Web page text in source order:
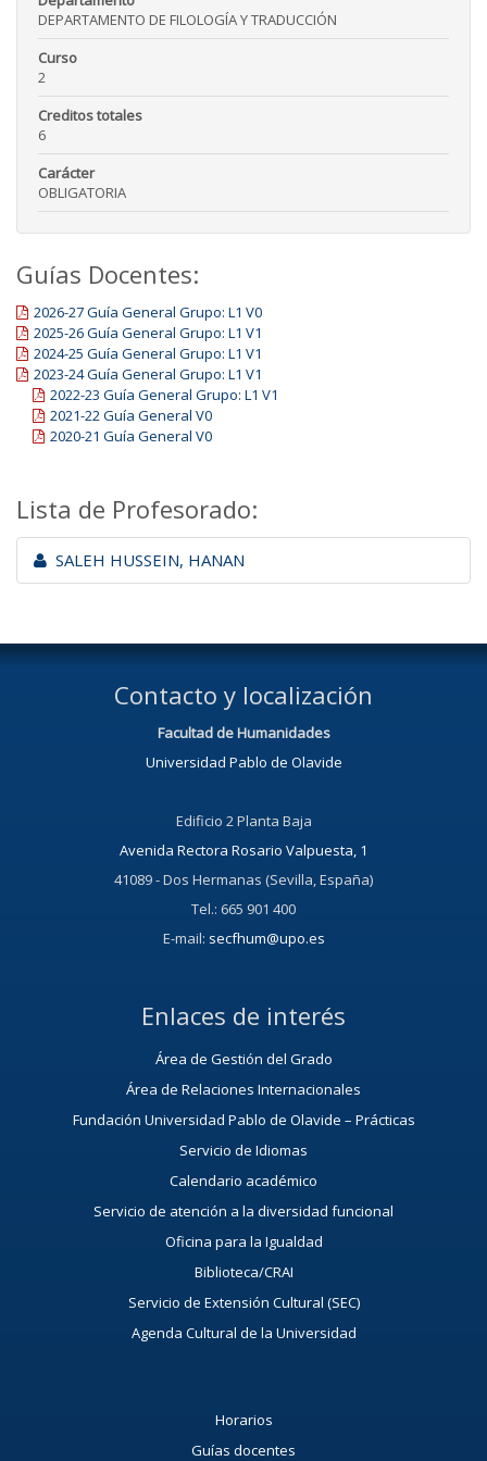
DEPARTAMENTO DE FILOLOGÍA Y TRADUCCIÓN
Curso
2
Creditos totales
6
Carácter
OBLIGATORIA
Guías Docentes:
2026-27 Guía General Grupo: L1 V0
2025-26 Guía General Grupo: L1 V1
2024-25 Guía General Grupo: L1 V1
2023-24 Guía General Grupo: L1 V1
2022-23 Guía General Grupo: L1 V1
2021-22 Guía General V0
2020-21 Guía General V0
Lista de Profesorado:
SALEH HUSSEIN, HANAN
Contacto y localización
Facultad de Humanidades
Universidad Pablo de Olavide
Edificio 2 Planta Baja
Avenida Rectora Rosario Valpuesta, 1
41089 - Dos Hermanas (Sevilla, España)
Tel.: 665 901 400
E-mail: secfhum@upo.es
Enlaces de interés
Área de Gestión del Grado
Área de Relaciones Internacionales
Fundación Universidad Pablo de Olavide – Prácticas
Servicio de Idiomas
Calendario académico
Servicio de atención a la diversidad funcional
Oficina para la Igualdad
Biblioteca/CRAI
Servicio de Extensión Cultural (SEC)
Agenda Cultural de la Universidad
Horarios
Guías docentes